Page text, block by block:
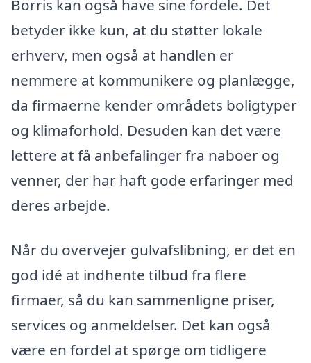
Borris kan også have sine fordele. Det
betyder ikke kun, at du støtter lokale
erhverv, men også at handlen er
nemmere at kommunikere og planlægge,
da firmaerne kender områdets boligtyper
og klimaforhold. Desuden kan det være
lettere at få anbefalinger fra naboer og
venner, der har haft gode erfaringer med
deres arbejde.
Når du overvejer gulvafslibning, er det en
god idé at indhente tilbud fra flere
firmaer, så du kan sammenligne priser,
services og anmeldelser. Det kan også
være en fordel at spørge om tidligere